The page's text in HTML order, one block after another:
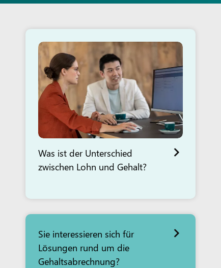
Was ist der Unterschied
zwischen Lohn und Gehalt?
Sie interessieren sich für
Lösungen rund um die
Gehaltsabrechnung?